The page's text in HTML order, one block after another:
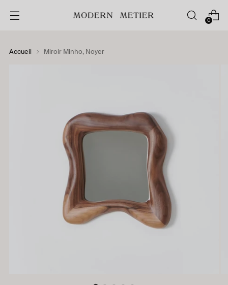
0
Accueil Miroir Minho, Noyer